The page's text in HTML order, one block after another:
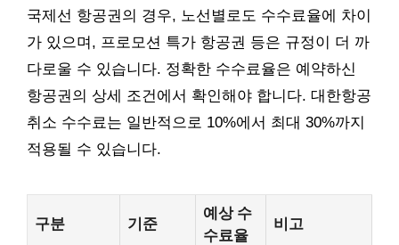
국제선 항공권의 경우, 노선별로도 수수료율에 차이
가 있으며, 프로모션 특가 항공권 등은 규정이 더 까
다로울 수 있습니다. 정확한 수수료율은 예약하신
항공권의 상세 조건에서 확인해야 합니다. 대한항공
취소 수수료는 일반적으로 10%에서 최대 30%까지
적용될 수 있습니다.
구분 기준
예상 수
수료율
비고